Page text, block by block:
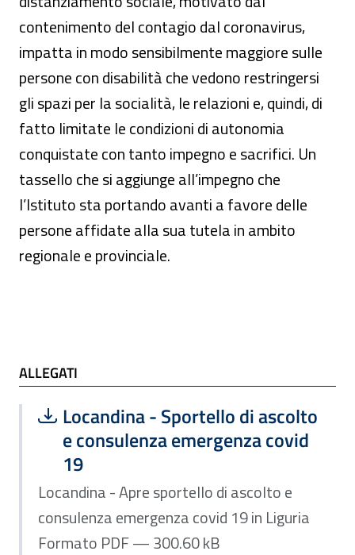
contenimento del contagio dal coronavirus,
impatta in modo sensibilmente maggiore sulle
persone con disabilità che vedono restringersi
gli spazi per la socialità, le relazioni e, quindi, di
fatto limitate le condizioni di autonomia
conquistate con tanto impegno e sacrifici. Un
tassello che si aggiunge all’impegno che
l’Istituto sta portando avanti a favore delle
persone affidate alla sua tutela in ambito
regionale e provinciale.
ALLEGATI
ALLEGATI
Scarica file:
Locandina - Sportello di ascolto
e consulenza emergenza covid
19
Formato PDF — Dimensione 300.60 kB
Locandina - Apre sportello di ascolto e
consulenza emergenza covid 19 in Liguria
Formato PDF — 300.60 kB